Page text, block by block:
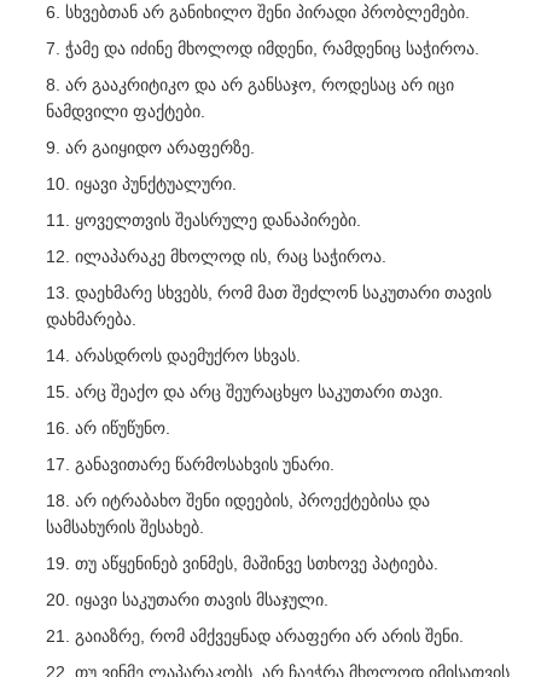
სხვებთან არ განიხილო შენი პირადი პრობლემები.
ჭამე და იძინე მხოლოდ იმდენი, რამდენიც საჭიროა.
არ გააკრიტიკო და არ განსაჯო, როდესაც არ იცი
ნამდვილი ფაქტები.
არ გაიყიდო არაფერზე.
იყავი პუნქტუალური.
ყოველთვის შეასრულე დანაპირები.
ილაპარაკე მხოლოდ ის, რაც საჭიროა.
დაეხმარე სხვებს, რომ მათ შეძლონ საკუთარი თავის
დახმარება.
არასდროს დაემუქრო სხვას.
არც შეაქო და არც შეურაცხყო საკუთარი თავი.
არ იწუწუნო.
განავითარე წარმოსახვის უნარი.
არ იტრაბახო შენი იდეების, პროექტებისა და
სამსახურის შესახებ.
თუ აწყენინებ ვინმეს, მაშინვე სთხოვე პატიება.
იყავი საკუთარი თავის მსაჯული.
გაიაზრე, რომ ამქვეყნად არაფერი არ არის შენი.
თუ ვინმე ლაპარაკობს, არ ჩაეჭრა მხოლოდ იმისათვის,